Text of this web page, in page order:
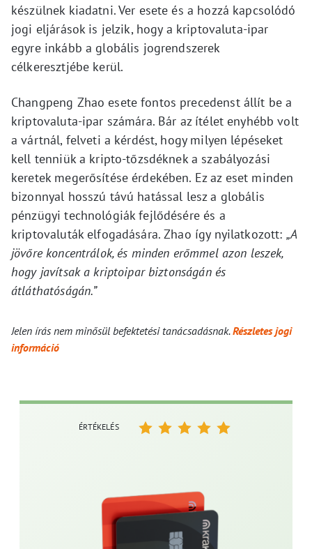
készülnek kiadatni. Ver esete és a hozzá kapcsolódó
jogi eljárások is jelzik, hogy a kriptovaluta-ipar
egyre inkább a globális jogrendszerek
célkeresztjébe kerül.
Changpeng Zhao esete fontos precedenst állít be a
kriptovaluta-ipar számára. Bár az ítélet enyhébb volt
a vártnál, felveti a kérdést, hogy milyen lépéseket
kell tenniük a kripto-tőzsdéknek a szabályozási
keretek megerősítése érdekében. Ez az eset minden
bizonnyal hosszú távú hatással lesz a globális
pénzügyi technológiák fejlődésére és a
kriptovaluták elfogadására. Zhao így nyilatkozott: „A
jövőre koncentrálok, és minden erőmmel azon leszek,
hogy javítsak a kriptoipar biztonságán és
átláthatóságán.”
Jelen írás nem minősül befektetési tanácsadásnak.Részletes jogi
információ
ÉRTÉKELÉS